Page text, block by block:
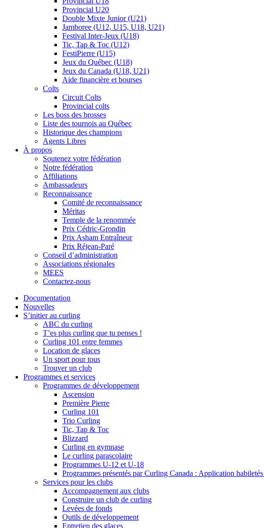
Provincial U20
Double Mixte Junior (U21)
Jamboree (U12, U15, U18, U21)
Festival Inter-Jeux (U18)
Tic, Tap & Toc (U12)
FestiPierre (U15)
Jeux du Québec (U18)
Jeux du Canada (U18, U21)
Aide financière et bourses
Colts
Circuit Colts
Provincial colts
Les boss des brosses
Liste des tournois au Québec
Historique des champions
Agents Libres
À propos
Soutenez votre fédération
Notre fédération
Affiliations
Ambassadeurs
Reconnaissance
Comité de reconnaissance
Méritas
Temple de la renommée
Prix Cédric-Grondin
Prix Asham Entraîneur
Prix Réjean-Paré
Conseil d’administration
Associations régionales
MEES
Contactez-nous
Documentation
Nouvelles
S’initier au curling
ABC du curling
T’es plus curling que tu penses !
Curling 101 entre femmes
Location de glaces
Un sport pour tous
Trouver un club
Programmes et services
Programmes de développement
Ascension
Première Pierre
Curling 101
Trio Curling
Tic, Tap & Toc
Blizzard
Curling en gymnase
Le curling parascolaire
Programmes U-12 et U-18
Programmes présentés par Curling Canada : Application
Services pour les clubs
Accompagnement aux clubs
Construire un club de curling
Levées de fonds
Outils de développement
Entretien des glaces